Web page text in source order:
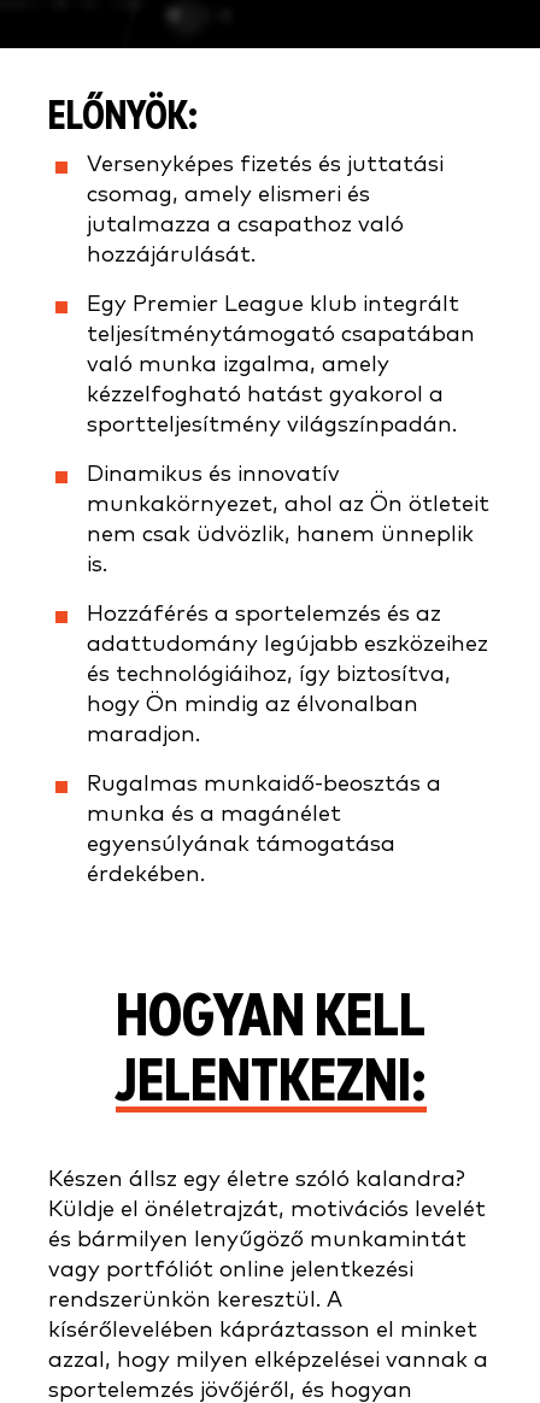
ELŐNYÖK:
Versenyképes fizetés és juttatási
csomag, amely elismeri és
jutalmazza a csapathoz való
hozzájárulását.
Egy Premier League klub integrált
teljesítménytámogató csapatában
való munka izgalma, amely
kézzelfogható hatást gyakorol a
sportteljesítmény világszínpadán.
Dinamikus és innovatív
munkakörnyezet, ahol az Ön ötleteit
nem csak üdvözlik, hanem ünneplik
is.
Hozzáférés a sportelemzés és az
adattudomány legújabb eszközeihez
és technológiáihoz, így biztosítva,
hogy Ön mindig az élvonalban
maradjon.
Rugalmas munkaidő-beosztás a
munka és a magánélet
egyensúlyának támogatása
érdekében.
HOGYAN KELL
JELENTKEZNI:
Készen állsz egy életre szóló kalandra?
Küldje el önéletrajzát, motivációs levelét
és bármilyen lenyűgöző munkamintát
vagy portfóliót online jelentkezési
rendszerünkön keresztül. A
kísérőlevelében kápráztasson el minket
azzal, hogy milyen elképzelései vannak a
sportelemzés jövőjéről, és hogyan